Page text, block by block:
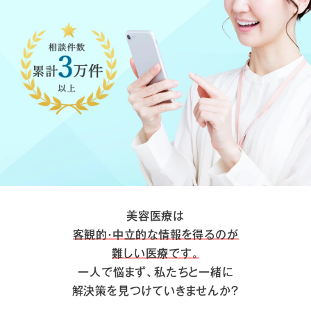
美容医療は
客観的・中立的な情報を得るのが
難しい医療です。
一人で悩まず、私たちと一緒に
解決策を見つけていきませんか？